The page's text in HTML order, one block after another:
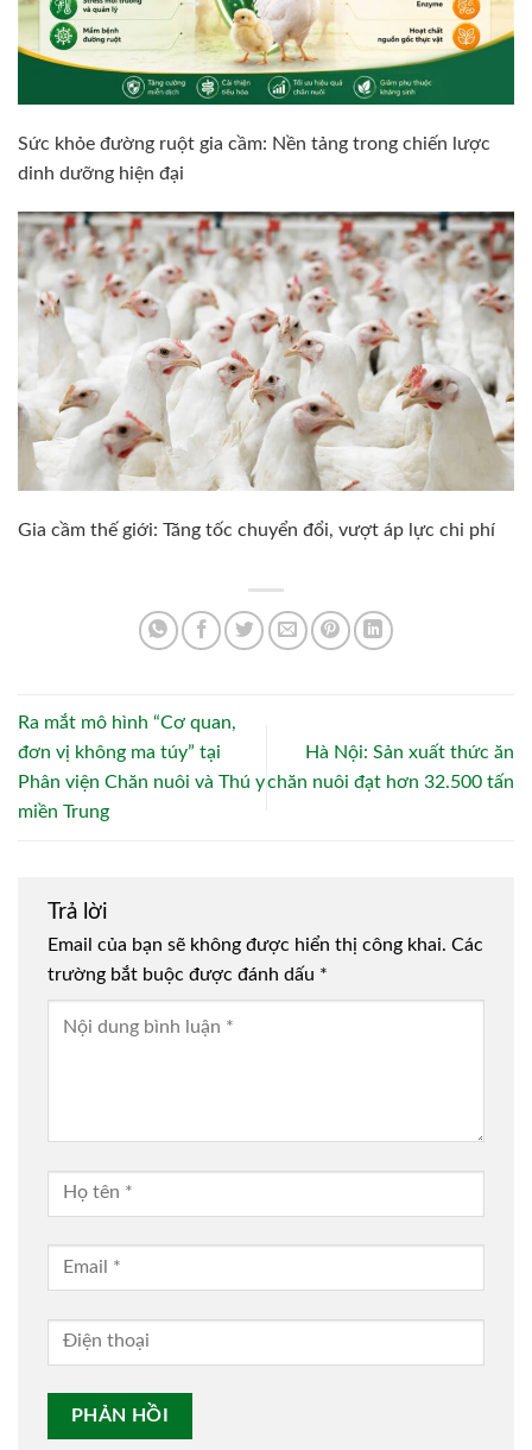
Sức khỏe đường ruột gia cầm: Nền tảng trong chiến lược
dinh dưỡng hiện đại
Gia cầm thế giới: Tăng tốc chuyển đổi, vượt áp lực chi phí
Ra mắt mô hình “Cơ quan,
đơn vị không ma túy” tại
Phân viện Chăn nuôi và Thú y
miền Trung
Hà Nội: Sản xuất thức ăn
chăn nuôi đạt hơn 32.500 tấn
Trả lời
Email của bạn sẽ không được hiển thị công khai. Các
trường bắt buộc được đánh dấu *